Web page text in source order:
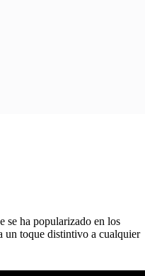
se ha popularizado en los
un toque distintivo a cualquier